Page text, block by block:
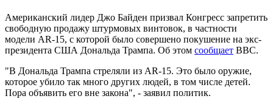
Американский лидер Джо Байден призвал Конгресс запретить
свободную продажу штурмовых винтовок, в частности
модели AR-15, с которой было совершено покушение на экс-
президента США Дональда Трампа. Об этом сообщает BBC.
"В Дональда Трампа стреляли из AR-15. Это было оружие,
которое убило так много других людей, в том числе детей.
Пора объявить его вне закона", - заявил политик.